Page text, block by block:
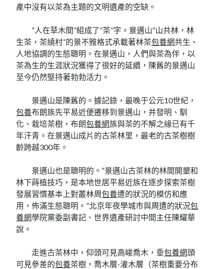
產中沒有以茶為主題的文明遺產的空缺。
“人在草木間”組成了“茶”字。景邁山“山共林，林
生茶，茶繞村”的景不雅格式承載著林茶包養網共生、
人地協調的生態聰明。在景邁山，人們與茶為伴，以
茶為生的生涯狀況獲得了很好的延續，陳舊的景邁山
至今仍然堅持著勃勃活力。
景邁山是陳舊的。據記錄，最晚于公元10世紀，
包養布朗族先平易近便遷移到景邁山，并發明、馴
化、栽培茶樹，布朗包養網族與茶的不解之緣已有千
年汗青。在景邁山成片的古茶林里，最老的古茶樹樹
齡跨越300年。
景邁山也是聰明的。“景邁山古茶林的林間開墾和
林下蒔植技巧，是本地世居平易近族在逐步探索茶樹
發展習慣基本上對叢林周包養遭的狀況的模仿和應
用，佈滿生態聰明。”北京年夜學城市與周遭的狀況包
養網學院黨委副書記、世界遺產研討中間主任陳耀華
說。
走進古茶林中，仰頭可見高峻喬木，垂包養網頭
可見參差的包養茶樹，喬木層-灌木層（茶樹重要分布